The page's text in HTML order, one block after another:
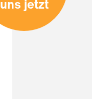
uns jetzt